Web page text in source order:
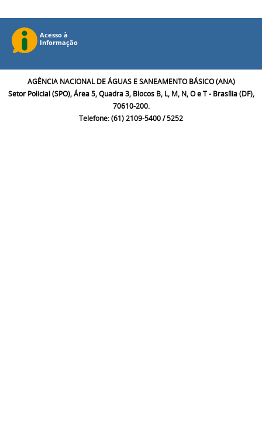
AGÊNCIA NACIONAL DE ÁGUAS E SANEAMENTO BÁSICO (ANA)
Setor Policial (SPO), Área 5, Quadra 3, Blocos B, L, M, N, O e T - Brasília (DF),
70610-200.
Telefone: (61) 2109-5400 / 5252